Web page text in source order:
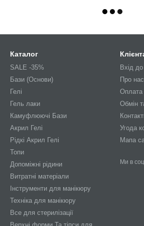
Каталог
SALE -35%
Бази (Основи)
Гелі
Гель лаки
Камуфлюючі Бази
Акрил Гелі
Рідкі Акрил Гелі
Топи
Допоміжні рідини
Витратні матеріали
Інструменти для манікюру
Техніка для манікюру
Все для стерилізації
Вхід до
Про нас
Оплата
Обмін
Угода
Мапа
Ми в